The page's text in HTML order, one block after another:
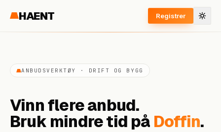
HAENT Registrer
ANBUDSVERKTØY · DRIFT OG BYGG
Vinn flere anbud.
Bruk mindre tid på Doffin.